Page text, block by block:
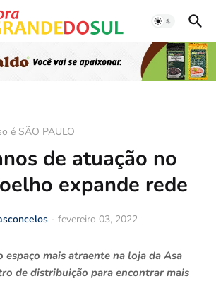
é SÃO PAULO
de atuação no
expande rede
- fevereiro 03, 2022
espaço mais atraente na loja da Asa
de distribuição para encontrar mais